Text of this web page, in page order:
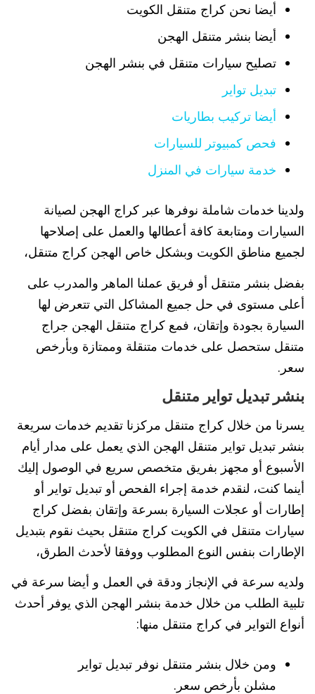
أيضا نحن كراج متنقل الكويت
أيضا بنشر متنقل الهجن
تصليح سيارات متنقل في بنشر الهجن
تبديل تواير
أيضا تركيب بطاريات
فحص كمبيوتر للسيارات
خدمة سيارات في المنزل
ولدينا خدمات شاملة نوفرها عبر كراج الهجن لصيانة
السيارات ومتابعة كافة أعطالها والعمل على إصلاحها
لجميع مناطق الكويت وبشكل خاص الهجن كراج متنقل،
بفضل بنشر متنقل أو فريق عملنا الماهر والمدرب على
أعلى مستوى في حل جميع المشاكل التي تتعرض لها
السيارة بجودة وإتقان، فمع كراج متنقل الهجن جراج
متنقل ستحصل على خدمات متنقلة وممتازة وبأرخص
سعر.
بنشر تبديل تواير متنقل
يسرنا من خلال كراج متنقل مركزنا تقديم خدمات سريعة
بنشر تبديل تواير متنقل الهجن الذي يعمل على مدار أيام
الأسبوع أو مجهز بفريق متخصص سريع في الوصول إليك
أينما كنت، لنقدم خدمة إجراء الفحص أو تبديل تواير أو
إطارات أو عجلات السيارة بسرعة وإتقان بفضل كراج
سيارات متنقل في الكويت كراج متنقل بحيث نقوم بتبديل
الإطارات بنفس النوع المطلوب ووفقا لأحدث الطرق،
ولديه سرعة في الإنجاز ودقة في العمل و أيضا سرعة في
تلبية الطلب من خلال خدمة بنشر الهجن الذي يوفر أحدث
أنواع التواير في كراج متنقل منها:
ومن خلال بنشر متنقل نوفر تبديل تواير
مشلن بأرخص سعر.